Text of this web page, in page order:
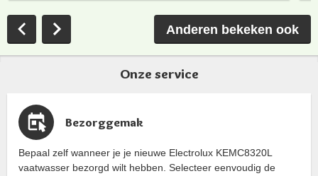
Anderen bekeken ook
Onze service
Bezorggemak
Bepaal zelf wanneer je je nieuwe Electrolux KEMC8320L
vaatwasser bezorgd wilt hebben. Selecteer eenvoudig de